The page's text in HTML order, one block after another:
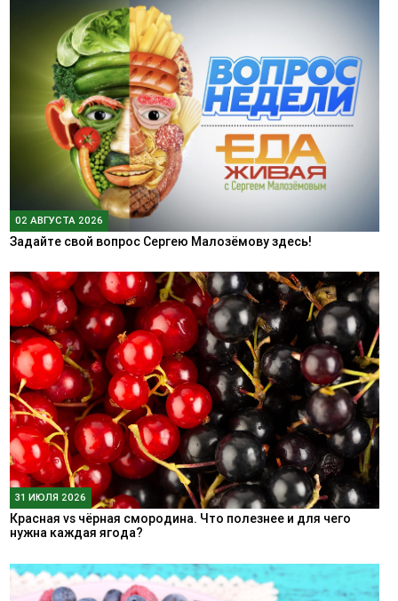
02 АВГУСТА 2026
Задайте свой вопрос Сергею Малозёмову здесь!
31 ИЮЛЯ 2026
Красная vs чёрная смородина. Что полезнее и для чего
нужна каждая ягода?